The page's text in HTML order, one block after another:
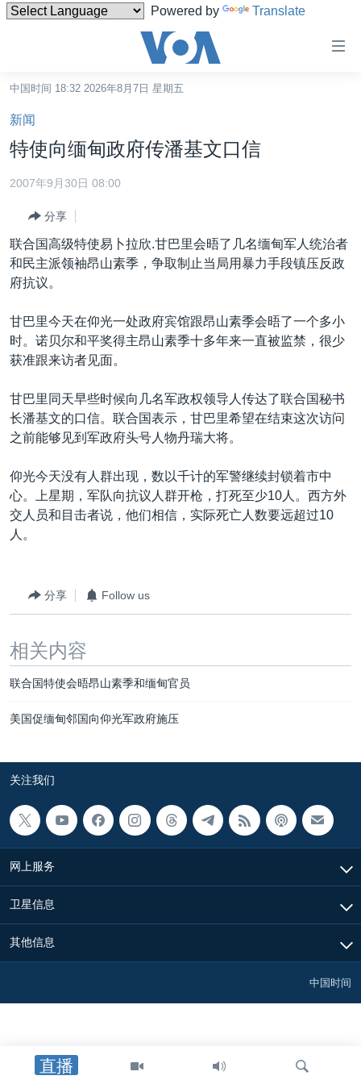
Powered by Translate
碍
链
接
转
容
跳
转
航
跳
中国
港澳
国际
最新国际新闻
中东
欧洲
非洲
美洲
分类新闻
人权·法律·宗教
科教·文娱·体健
军事
劳工
热点专题
白宫要闻
国会报道
美中关系
埃博拉疫情
美国之音专访
重要讲话与声明
南中国海争端
关注新疆
GEN Z 看美国
VOA视频
VOA今日焦点
中文广播
关注我们
直播
中国时间 18:32 2026年8月7日 星期五
新闻
特使向缅甸政府传潘基文口信
2007年9月30日 08:00
分享
联合国高级特使易卜拉欣.甘巴里会晤了几名缅甸军人统治者
和民主派领袖昂山素季，争取制止当局用暴力手段镇压反政
府抗议。
甘巴里今天在仰光一处政府宾馆跟昂山素季会晤了一个多小
时。诺贝尔和平奖得主昂山素季十多年来一直被监禁，很少
获准跟来访者见面。
甘巴里同天早些时候向几名军政权领导人传达了联合国秘书
长潘基文的口信。联合国表示，甘巴里希望在结束这次访问
之前能够见到军政府头号人物丹瑞大将。
仰光今天没有人群出现，数以千计的军警继续封锁着市中
心。上星期，军队向抗议人群开枪，打死至少10人。西方外
交人员和目击者说，他们相信，实际死亡人数要远超过10
人。
分享 Follow us
相关内容
联合国特使会晤昂山素季和缅甸官员
美国促缅甸邻国向仰光军政府施压
关注我们
网上服务
卫星信息
其他信息
中国时间